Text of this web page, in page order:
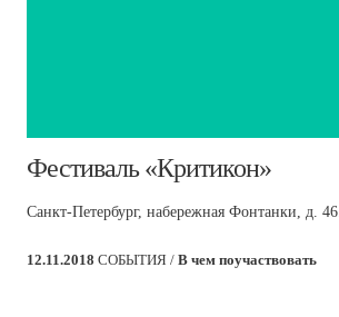
​Фестиваль «Критикон»
Санкт-Петербург, набережная Фонтанки, д. 46.
12.11.2018 СОБЫТИЯ / В чем поучаствовать